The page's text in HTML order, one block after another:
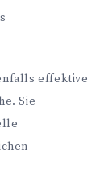
effektive
Sie